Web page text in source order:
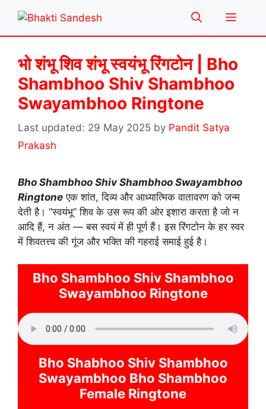
content
Menu
भो शंभू शिव शंभू स्वयंभू रिंगटोन | Bho
Shambhoo Shiv Shambhoo
Swayambhoo Ringtone
29 May 2025 by Pandit Satya
Prakash
Bho Shambhoo Shiv Shambhoo Swayambhoo
Ringtone एक शांत, दिव्य और आध्यात्मिक वातावरण को जन्म
देती है। “स्वयंभू” शिव के उस रूप की ओर इशारा करता है जो न
आदि हैं, न अंत — बस स्वयं में ही पूर्ण हैं। इस रिंगटोन के हर स्वर
में शिवतत्त्व की गूंज और भक्ति की गहराई समाई हुई है।
Bho Shambhoo Shiv Shambhoo
Swayambhoo Ringtone
Bho Shabhoo Shiv Shambhoo
Swayambhoo Bho Shambhoo
Female Ringtone